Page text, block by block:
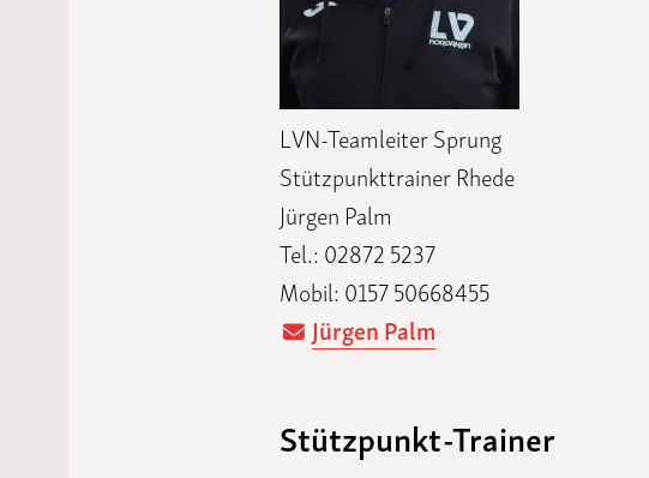
LVN-Teamleiter Sprung
Stützpunkttrainer Rhede
Jürgen Palm
Tel.: 02872 5237
Mobil: 0157 50668455
Jürgen Palm
Stützpunkt-Trainer